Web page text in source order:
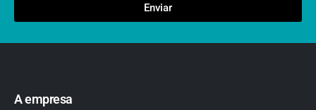
Enviar
A empresa